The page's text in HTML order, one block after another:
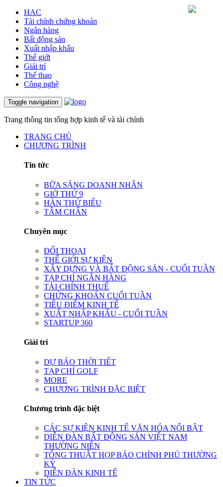
HAC
Tài chính chứng khoán
Ngân hàng
Bất động sản
Xuất nhập khẩu
Thế giới
Giải trí
Thể thao
Công nghệ
Toggle navigation
Trang thông tin tổng hợp kinh tế và tài chính
TRANG CHỦ
CHƯƠNG TRÌNH
Tin tức
BỮA SÁNG DOANH NHÂN
GIỜ THỨ 9
HÀN THỬ BIỂU
TÂM CHẤN
Chuyên mục
ĐỐI THOẠI
THẾ GIỚI SỰ KIỆN
XÂY DỰNG VÀ BẤT ĐỘNG SẢN - CUỐI TUẦN
TẠP CHÍ NGÂN HÀNG
TÀI CHÍNH THUẾ
CHỨNG KHOÁN CUỐI TUẦN
TIÊU ĐIỂM KINH TẾ
XUẤT NHẬP KHẨU - CUỐI TUẦN
STARTUP 360
Giải trí
DỰ BÁO THỜI TIẾT
TẠP CHÍ GOLF
MORE
CHƯƠNG TRÌNH ĐẶC BIỆT
Chương trình đặc biệt
CÁC SỰ KIỆN KINH TẾ VĂN HÓA NỔI BẬT
DIỄN ĐÀN BẤT ĐỘNG SẢN VIỆT NAM
THƯỜNG NIÊN
TỔNG THUẬT HỌP BÁO CHÍNH PHỦ THƯỜNG
KỲ
DIỄN ĐÀN KINH TẾ
TIN TỨC